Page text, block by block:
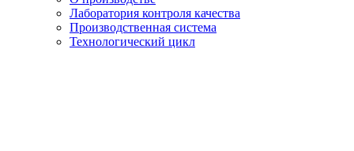
Лаборатория контроля качества
Производственная система
Технологический цикл